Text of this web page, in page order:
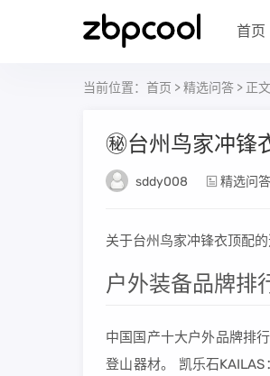
首页
当前位置： 首页 >精选问答 > 正文
㊙️台州鸟家冲锋
sddy008 精选问答
关于台州鸟家冲锋衣顶配
户外装备品牌排
中国国产十大户外品牌排
登山器材。 凯乐石